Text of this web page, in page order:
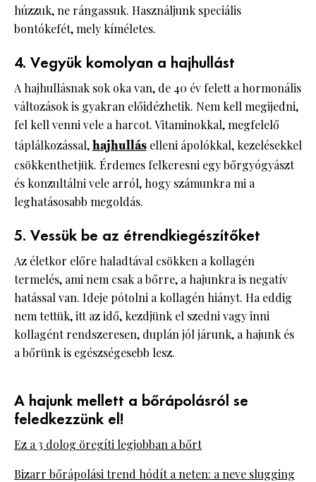
húzzuk, ne rángassuk. Használjunk speciális
bontókefét, mely kíméletes.
4. Vegyük komolyan a hajhullást
A hajhullásnak sok oka van, de 40 év felett a hormonális
változások is gyakran előidézhetik. Nem kell megijedni,
fel kell venni vele a harcot. Vitaminokkal, megfelelő
táplálkozással,hajhullás elleni ápolókkal, kezelésekkel
csökkenthetjük. Érdemes felkeresni egy bőrgyógyászt
és konzultálni vele arról, hogy számunkra mi a
leghatásosabb megoldás.
5. Vessük be az étrendkiegészítőket
Az életkor előre haladtával csökken a kollagén
termelés, ami nem csak a bőrre, a hajunkra is negatív
hatással van. Ideje pótolni a kollagén hiányt. Ha eddig
nem tettük, itt az idő, kezdjünk el szedni vagy inni
kollagént rendszeresen, duplán jól járunk, a hajunk és
a bőrünk is egészségesebb lesz.
A hajunk mellett a bőrápolásról se
feledkezzünk el!
Ez a 3 dolog öregíti legjobban a bőrt
Bizarr bőrápolási trend hódít a neten: a neve slugging